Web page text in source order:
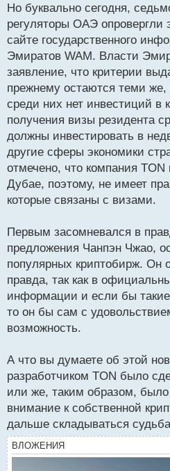
Но буквально сегодня,
регуляторы ОАЭ
сайте государственного
Эмиратов WAM. Власти
заявление, что критерии
прежнему остаются теми
среди них нет инвестиций в
получения визы резидента
должны инвестировать в
другие сферы экономики
отмечено, что компания
Дубае, поэтому, не имеет
которые связаны с визами.
Первым засомневался в
предложения Чанпэн Чжао,
популярных криптобирж. Он
правда, так как в
информации и если бы
то он бы сам с
возможность.
А что вы думаете об этой
разработчиком TON было
или же, таким образом,
внимание к собственной
дальше складываться
ВЛОЖЕНИЯ